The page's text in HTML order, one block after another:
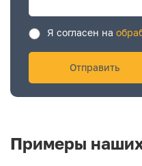
Я согласен на
Примеры